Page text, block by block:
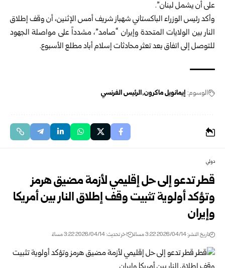
على أن يشمل لبنان”.
وأكد رئيس الوزراء الباكستاني شهباز شريف أمس الإثنين، أن وقف إطلاق
النار بين الولايات المتحدة وإيران “صامد”، مشدداً على مواصلة الجهود
للتوصل إلى اتفاق بعد تعثر محادثات إسلام أباد مطلع الأسبوع.
الوسوم: إيمانويل ماكرون الرئيس الفرنسي
دولي
قطر تدعو إلى حل إقليمي لأزمة مضيق هرمز
وتؤكد أولوية تثبيت وقف إطلاق النار بين أمريكا
وإيران
تاريخ النشر: 2026/04/14 3:22 مساءً اخر تحديث: 2026/04/14 3:22 مساءً